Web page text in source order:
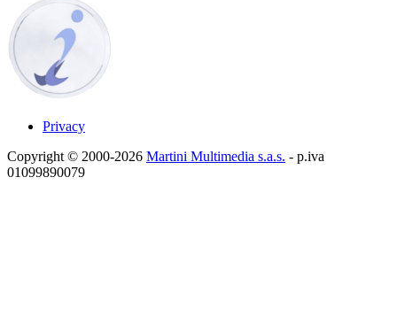
Privacy
Copyright © 2000-2026 Martini Multimedia s.a.s. - p.iva
01099890079